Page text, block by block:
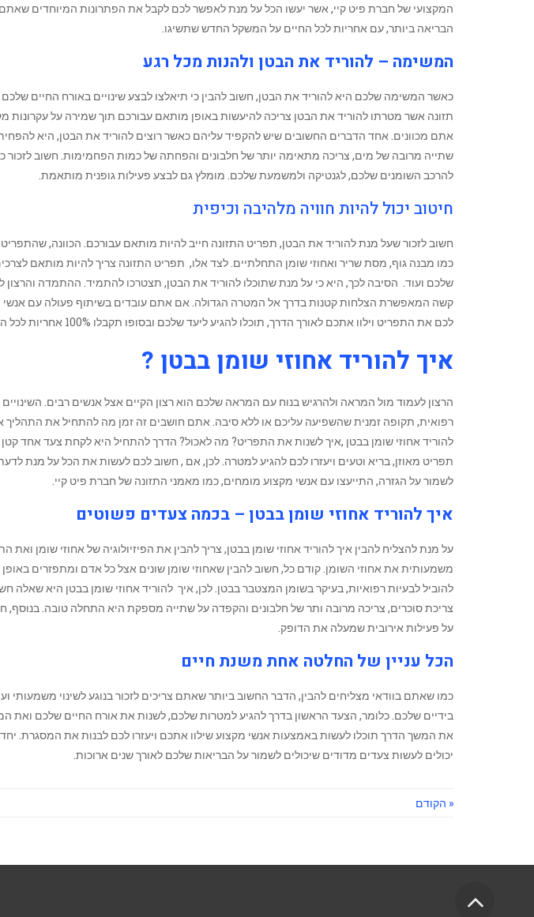
המקצועי של חברת פיט קיי, ‏אשר יעשו הכל על מנת לאפשר לכם לקבל את הפתרונות המיוחדים שאתם
הבריאה ביותר, עם אחריות לכל החיים על המשקל החדש שתשיגו.
המשימה – להוריד את הבטן ולהנות מכל רגע
כאשר המשימה שלכם היא להוריד את הבטן, חשוב להבין כי תיאלצו לבצע שינויים באורח החיים
תזונה אשר מטרתו להוריד את הבטן צריכה להיעשות באופן מותאם עבורכם תוך שמירה על עקרונות
אתם מכוונים. אחד הדברים החשובים שיש להקפיד עליהם כאשר רוצים להוריד את הבטן, היא
שתייה מרובה של מים, צריכה מתאימה יותר של חלבונים והפחתה של כמות הפחמימות. חשוב לזכור
להרכב השומנים שלכם, לגנטיקה ולמשמעת שלכם. מומלץ גם לבצע פעילות גופנית מותאמת.
חיטוב יכול להיות חוויה מלהיבה וכיפית
חשוב לזכור שעל מנת להוריד את הבטן, תפריט התזונה חייב להיות מותאם עבורכם. הכוונה,
כמו מבנה גוף, מסת שריר ואחוזי שומן התחלתיים. לצד אלו, תפריט התזונה צריך להיות מותאם
שלכם ועוד. הסיבה לכך, היא כי על מנת שתוכלו להוריד את הבטן, תצטרכו להתמיד. ההתמדה
קשה המאפשרת הצלחות קטנות בדרך אל המטרה הגדולה. אם אתם עובדים בשיתוף פעולה עם אנשי
לכם את התפריט וילוו אתכם לאורך הדרך, תוכלו להגיע ליעד שלכם ובסופו תקבלו 100% אחריות לכל החיים על המשקל החדש.
איך להוריד אחוזי שומן בבטן ?
הרצון לעמוד מול המראה ולהרגיש בנוח עם המראה שלכם הוא רצון הקיים אצל אנשים רבים.
רפואית, תקופה זמנית שהשפיעה עליכם או ללא סיבה. אתם חושבים זה זמן מה להתחיל את התהליך
להוריד אחוזי שומן בבטן ,איך לשנות את התפריט? מה לאכול? הדרך להתחיל היא לקחת צעד אחד
תפריט מאוזן, בריא וטעים ויעזרו לכם להגיע למטרה. לכן, אם , ‏חשוב לכם לעשות את הכל על מנת לדעת
לשמור על הגזרה, התייעצו עם אנשי מקצוע מומחים, כמו מאמני התזונה של חברת פיט קיי.
איך להוריד אחוזי שומן בבטן – בכמה צעדים פשוטים
‏על מנת להצליח להבין איך להוריד אחוזי שומן בבטן, צריך להבין את הפיזיולוגיה של אחוזי שומן
משמעותית את אחוזי השומן. קודם כל, חשוב להבין שאחוזי שומן שונים אצל כל אדם ומתפזרים באופן
להוביל לבעיות רפואיות, בעיקר בשומן המצטבר בבטן. לכן, איך להוריד אחוזי שומן בבטן היא
צריכת סוכרים, צריכה מרובה ותר של חלבונים והקפדה על שתייה מספקת היא התחלה טובה. בנוסף,
על פעילות אירובית שמעלה את הדופק.
הכל עניין של החלטה אחת משנת חיים
‏כמו שאתם בוודאי מצליחים להבין, הדבר החשוב ביותר שאתם צריכים לזכור בנוגע לשינוי
בידיים שלכם. כלומר, הצעד הראשון בדרך להגיע למטרות שלכם, לשנות את אורח החיים שלכם
את המשך הדרך תוכלו לעשות באמצעות אנשי מקצוע שילוו אתכם ויעזרו לכם לבנות את המסגרת.
יכולים לעשות צעדים ‏מדודים שיכולים לשמור על הבריאות שלכם לאורך שנים ארוכות.
« הקודם